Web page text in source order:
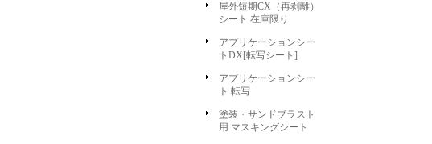
屋外短期CX（再剥離）
シート 在庫限り
アプリケーションシー
トDX[転写シート]
アプリケーションシー
ト 転写
塗装・サンドブラスト
用 マスキングシート